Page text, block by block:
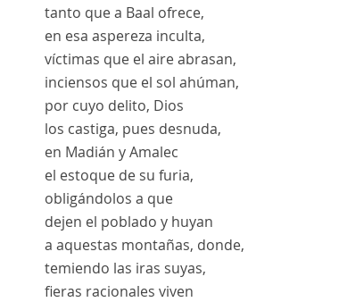
tanto que a Baal ofrece,
en esa aspereza inculta,
víctimas que el aire abrasan,
inciensos que el sol ahúman,
por cuyo delito, Dios
los castiga, pues desnuda,
en Madián y Amalec
el estoque de su furia,
obligándolos a que
dejen el poblado y huyan
a aquestas montañas, donde,
temiendo las iras suyas,
fieras racionales viven